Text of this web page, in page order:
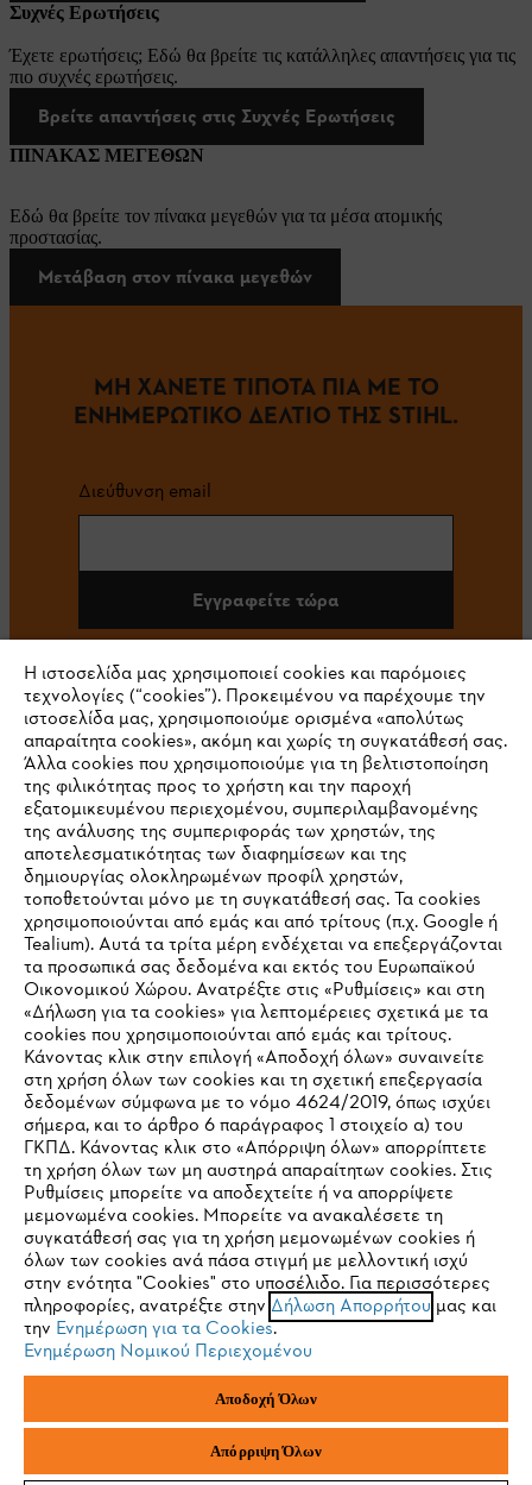
Συχνές Ερωτήσεις
Έχετε ερωτήσεις; Εδώ θα βρείτε τις κατάλληλες απαντήσεις για τις
πιο συχνές ερωτήσεις.
Βρείτε απαντήσεις στις Συχνές Ερωτήσεις
ΠΙΝΑΚΑΣ ΜΕΓΕΘΩΝ
Εδώ θα βρείτε τον πίνακα μεγεθών για τα μέσα ατομικής
προστασίας.
Μετάβαση στον πίνακα μεγεθών
ΜΗ ΧΑΝΕΤΕ ΤΙΠΟΤΑ ΠΙΑ ΜΕ ΤΟ
ΕΝΗΜΕΡΩΤΙΚΟ ΔΕΛΤΙΟ ΤΗΣ STIHL.
Διεύθυνση email
Εγγραφείτε τώρα
#STIHL
Εταιρεία
STIHL Συχνές ερωτήσεις
Service
Πολιτική απορρήτου Νομικό κείμενο Cookies
Νομικές πληροφορίες
145 64 Κηφισιά, Αθήνα
IHR BROWSER WIRD NICHT
UNTERSTÜTZT
Sie nutzen einen Browser, den wir noch nicht unterstützen. Für
eine optimale Nutzung unserer Seite empfehlen wir Ihnen, zu
einem der folgenden Browser zu wechseln:
Firefox Chrome
Η ιστοσελίδα μας χρησιμοποιεί cookies και παρόμοιες
τεχνολογίες (“cookies”). Προκειμένου να παρέχουμε την
ιστοσελίδα μας, χρησιμοποιούμε ορισμένα «απολύτως
απαραίτητα cookies», ακόμη και χωρίς τη συγκατάθεσή σας.
Άλλα cookies που χρησιμοποιούμε για τη βελτιστοποίηση
της φιλικότητας προς το χρήστη και την παροχή
εξατομικευμένου περιεχομένου, συμπεριλαμβανομένης
της ανάλυσης της συμπεριφοράς των χρηστών, της
αποτελεσματικότητας των διαφημίσεων και της
δημιουργίας ολοκληρωμένων προφίλ χρηστών,
τοποθετούνται μόνο με τη συγκατάθεσή σας. Τα cookies
χρησιμοποιούνται από εμάς και από τρίτους (π.χ. Google ή
Tealium). Αυτά τα τρίτα μέρη ενδέχεται να επεξεργάζονται
τα προσωπικά σας δεδομένα και εκτός του Ευρωπαϊκού
Οικονομικού Χώρου. Ανατρέξτε στις «Ρυθμίσεις» και στη
«Δήλωση για τα cookies» για λεπτομέρειες σχετικά με τα
cookies που χρησιμοποιούνται από εμάς και τρίτους.
Κάνοντας κλικ στην επιλογή «Αποδοχή όλων» συναινείτε
στη χρήση όλων των cookies και τη σχετική επεξεργασία
δεδομένων σύμφωνα με το νόμο 4624/2019, όπως ισχύει
σήμερα, και το άρθρο 6 παράγραφος 1 στοιχείο α) του
ΓΚΠΔ. Κάνοντας κλικ στο «Απόρριψη όλων» απορρίπτετε
τη χρήση όλων των μη αυστηρά απαραίτητων cookies. Στις
Ρυθμίσεις μπορείτε να αποδεχτείτε ή να απορρίψετε
μεμονωμένα cookies. Μπορείτε να ανακαλέσετε τη
συγκατάθεσή σας για τη χρήση μεμονωμένων cookies ή
όλων των cookies ανά πάσα στιγμή με μελλοντική ισχύ
στην ενότητα "Cookies" στο υποσέλιδο. Για περισσότερες
πληροφορίες, ανατρέξτε στην Δήλωση Απορρήτου μας και
την Ενημέρωση για τα Cookies.
Ενημέρωση Νομικού Περιεχομένου
Αποδοχή Όλων
Απόρριψη Όλων